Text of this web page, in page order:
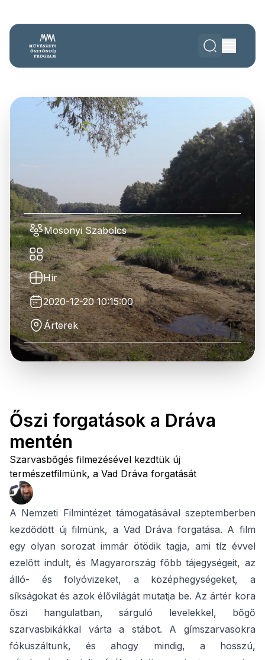
Mosonyi Szabolcs
Hír
2020-12-20 10:15:00
Árterek
Őszi forgatások a Dráva
mentén
Szarvasbőgés filmezésével kezdtük új
természetfilmünk, a Vad Dráva forgatását
A Nemzeti Filmintézet támogatásával szeptemberben
kezdődött új filmünk, a Vad Dráva forgatása. A film
egy olyan sorozat immár ötödik tagja, ami tíz évvel
ezelőtt indult, és Magyarország főbb tájegységeit, az
álló- és folyóvizeket, a középhegységeket, a
síkságokat és azok élővilágát mutatja be. Az ártér kora
őszi hangulatban, sárguló levelekkel, bőgő
szarvasbikákkal várta a stábot. A gímszarvasokra
fókuszáltunk, és ahogy mindig, a hosszú,